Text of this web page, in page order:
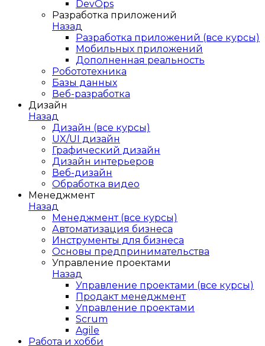
DevOps
Разработка приложений
Назад
Разработка приложений (все курсы)
Мобильных приложений
Дополненная реальность
Робототехника
Базы данных
Веб-разработка
Дизайн
Назад
Дизайн (все курсы)
UX/UI дизайн
Графический дизайн
Дизайн интерьеров
Веб-дизайн
Обработка видео
Менеджмент
Назад
Менеджмент (все курсы)
Автоматизация бизнеса
Инструменты для бизнеса
Основы предпринимательства
Управление проектами
Назад
Управление проектами (все курсы)
Продакт менеджмент
Управление проектами
Scrum
Agile
Работа и хобби